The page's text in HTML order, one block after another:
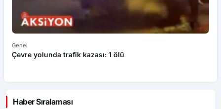
Genel
Çevre yolunda trafik kazası: 1 ölü
Haber Sıralaması